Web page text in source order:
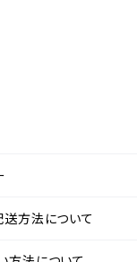
送方法について